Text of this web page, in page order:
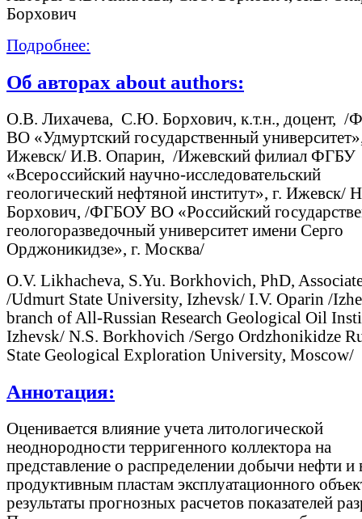
Борхович
Подробнее:
Об авторах about authors:
О.В. Лихачева, С.Ю. Борхович, к.т.н., доцент,
ВО «Удмуртский государственный
Ижевск/ И.В. Опарин, /Ижевский филиал ФГБУ
«Всероссийский научно-исследовательский
геологический нефтяной институт», г. Ижевск/
Борхович, /ФГБОУ ВО «Российский
геологоразведочный университет имени Серго
Орджоникидзе», г. Москва/
O.V. Likhacheva, S.Yu. Borkhovich, PhD,
/Udmurt State University, Izhevsk/ I.V. Oparin /
branch of All-Russian Research Geological Oil
Izhevsk/ N.S. Borkhovich /Sergo Ordzhonikidze
State Geological Exploration University, Moscow/
Аннотация:
Оценивается влияние учета литологической
неоднородности терригенного коллектора на
представление о распределении добычи нефти и
продуктивным пластам эксплуатационного
результаты прогнозных расчетов показателей